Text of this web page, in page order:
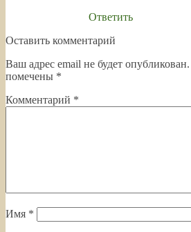
Ответить
Оставить комментарий
Ваш адрес email не будет опубликован.
помечены *
Комментарий *
Имя *